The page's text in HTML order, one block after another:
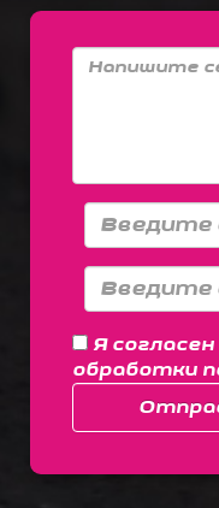
Я согласен
обработки